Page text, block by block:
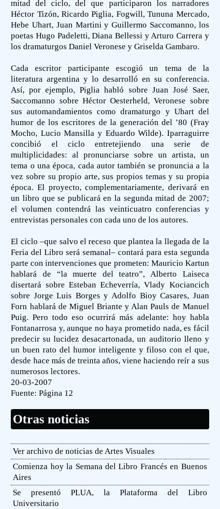
mitad del ciclo, del que participaron los narradores
Héctor Tizón, Ricardo Piglia, Fogwill, Tununa Mercado,
Hebe Uhart, Juan Martini y Guillermo Saccomanno, los
poetas Hugo Padeletti, Diana Bellessi y Arturo Carrera y
los dramaturgos Daniel Veronese y Griselda Gambaro.
Cada escritor participante escogió un tema de la
literatura argentina y lo desarrolló en su conferencia.
Así, por ejemplo, Piglia habló sobre Juan José Saer,
Saccomanno sobre Héctor Oesterheld, Veronese sobre
sus automandamientos como dramaturgo y Uhart del
humor de los escritores de la generación del ’80 (Fray
Mocho, Lucio Mansilla y Eduardo Wilde). Iparraguirre
concibió el ciclo entretejiendo una serie de
multiplicidades: al pronunciarse sobre un artista, un
tema o una época, cada autor también se pronuncia a la
vez sobre su propio arte, sus propios temas y su propia
época. El proyecto, complementariamente, derivará en
un libro que se publicará en la segunda mitad de 2007;
el volumen contendrá las veinticuatro conferencias y
entrevistas personales con cada uno de los autores.
El ciclo –que salvo el receso que plantea la llegada de la
Feria del Libro será semanal– contará para esta segunda
parte con intervenciones que prometen: Mauricio Kartun
hablará de “la muerte del teatro”, Alberto Laiseca
disertará sobre Esteban Echeverría, Vlady Kociancich
sobre Jorge Luis Borges y Adolfo Bioy Casares, Juan
Forn hablará de Miguel Briante y Alan Pauls de Manuel
Puig. Pero todo eso ocurrirá más adelante: hoy habla
Fontanarrosa y, aunque no haya prometido nada, es fácil
predecir su lucidez desacartonada, un auditorio lleno y
un buen rato del humor inteligente y filoso con el que,
desde hace más de treinta años, viene haciendo reír a sus
numerosos lectores.
20-03-2007
Fuente:Página 12
Otras noticias
Ver archivo de noticias de Artes Visuales
Comienza hoy la Semana del Libro Francés en Buenos
Aires
Se presentó PLUA, la Plataforma del Libro
Universitario